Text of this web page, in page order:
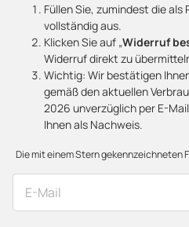
Füllen Sie, zumindest die
vollständig aus.
Klicken Sie auf „Widerruf
Widerruf direkt zu
Wichtig: Wir bestätigen
gemäß den aktuellen
2026 unverzüglich per E-
Ihnen als Nachweis.
Die mit einem Stern gekennzeichneten
E-Mail